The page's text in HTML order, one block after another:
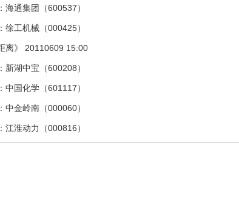
海通集团（600537）
徐工机械（000425）
离》 20110609 15:00
新湖中宝（600208）
中国化学（601117）
中金岭南（000060）
江淮动力（000816）